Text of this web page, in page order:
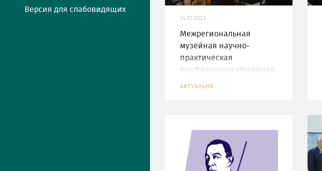
Версия для слабовидящих
14.12.2023
Межрегиональная
музейная научно-
практическая
конференция «Книжная
АКТУАЛЬНО